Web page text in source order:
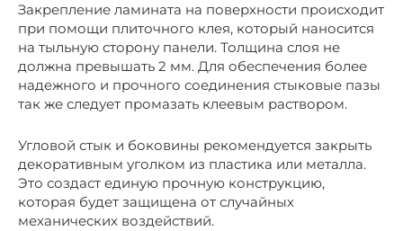
Закрепление ламината на поверхности происходит
при помощи плиточного клея, который наносится
на тыльную сторону панели. Толщина слоя не
должна превышать 2 мм. Для обеспечения более
надежного и прочного соединения стыковые пазы
так же следует промазать клеевым раствором.
Угловой стык и боковины рекомендуется закрыть
декоративным уголком из пластика или металла.
Это создаст единую прочную конструкцию,
которая будет защищена от случайных
механических воздействий.